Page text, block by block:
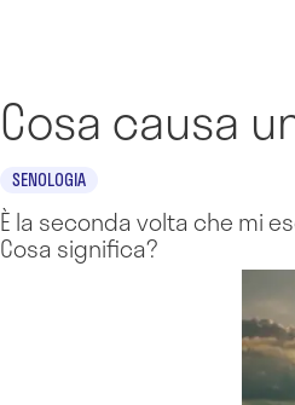
Cosa causa
SENOLOGIA
È la seconda volta che mi
Cosa significa?